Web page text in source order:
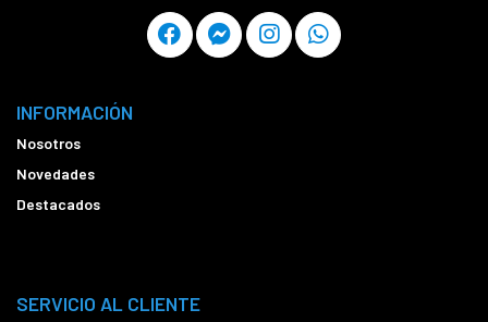
INFORMACIÓN
Nosotros
Novedades
Destacados
SERVICIO AL CLIENTE